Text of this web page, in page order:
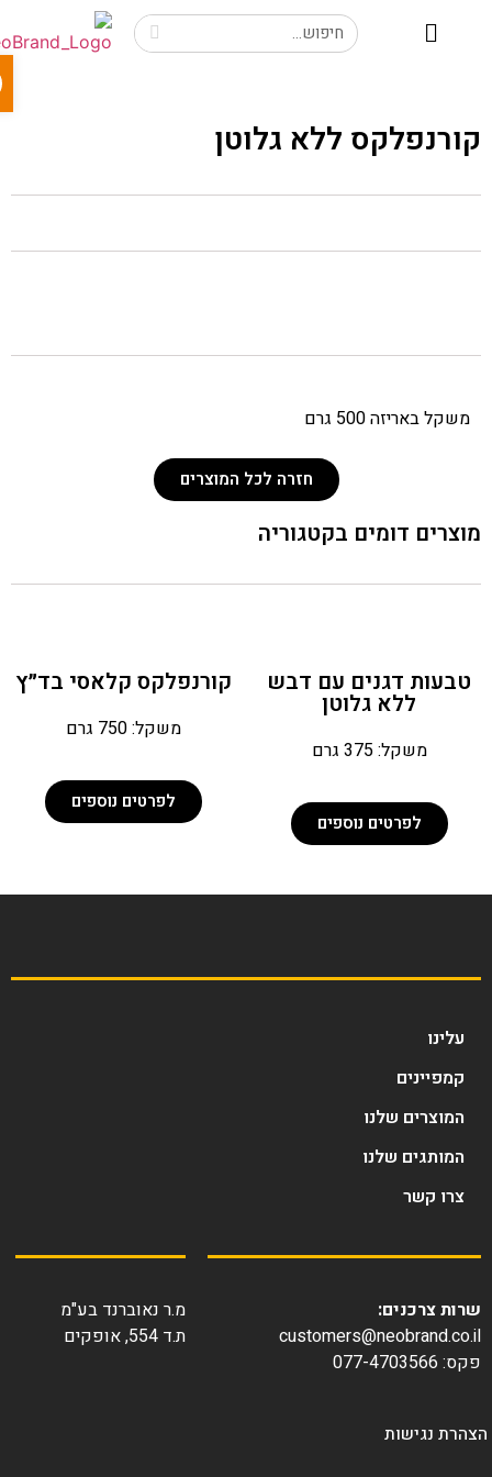
ללא גלוטן
משקל באריזה 500 גרם
חזרה לכל המוצרים
דומים בקטגוריה
טבעות דגנים עם דבש
ללא גלוטן
משקל: 375 גרם
לפרטים נוספים
קורנפלקס קלאסי בד״ץ
משקל: 750 גרם
לפרטים נוספים
עלינו
קמפיינים
המוצרים שלנו
המותגים שלנו
צרו קשר
צרכנים:
4703566
נגישות
מ.ר נאוברנד בע"מ
ת.ד 554, אופקים